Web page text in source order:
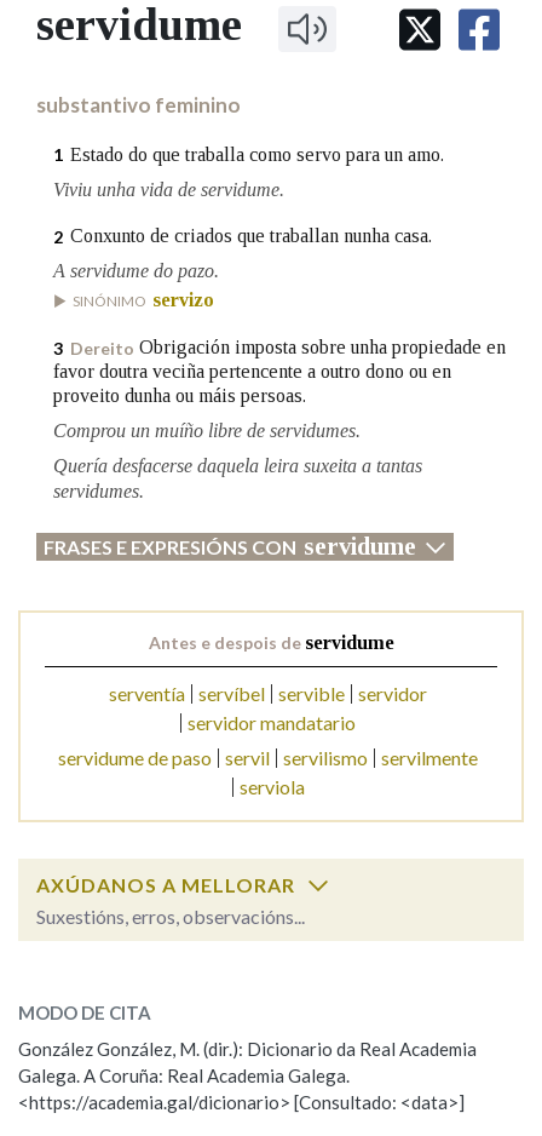
IDENTIDADE CORPORATIVA
MARCIAL DEL ADALID
FIGURAS HOMENAXEADAS
Facebook
TwitterYoutubeInstagram
Bluesky
BUSCAR NOS LEMAS
Contén
BUSCAR NO CONTIDO
Nas definicións
Na fraseoloxía
OUTRAS OPCIÓNS DE BUSCA
Marcas gramaticais
Pertence a
servidume
substantivo feminino
1 Estado do que traballa como servo para un amo.
Viviu unha vida de servidume.
2 Conxunto de criados que traballan nunha casa.
A servidume do pazo.
SINÓNIMO servizo
3 Dereito Obrigación imposta sobre unha propiedade en
favor doutra veciña pertencente a outro dono ou en
proveito dunha ou máis persoas.
Comprou un muíño libre de servidumes.
Quería desfacerse daquela leira suxeita a tantas
servidumes.
FRASES E EXPRESIÓNS CON servidume
Antes e despois de servidume
serventía servíbel servible servidor
servidor mandatario
servidume de paso servil servilismo servilmente
serviola
AXÚDANOS A MELLORAR
Suxestións, erros, observacións...
ESCOLLE UNHA OPCIÓN:
Observación Hai un erro na palabra
Propoño mellorar a definición
MODO DE CITA
González González, M. (dir.): Dicionario da Real Academia
Galega. A Coruña: Real Academia Galega.
<https://academia.gal/dicionario> [Consultado: <data>]